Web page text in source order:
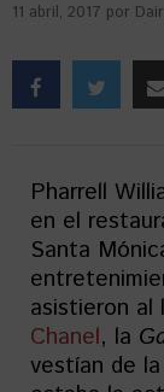
11 abril, 2017 por
Pharrell
en el
Santa
asistieron al
Chanel, la
vestían de